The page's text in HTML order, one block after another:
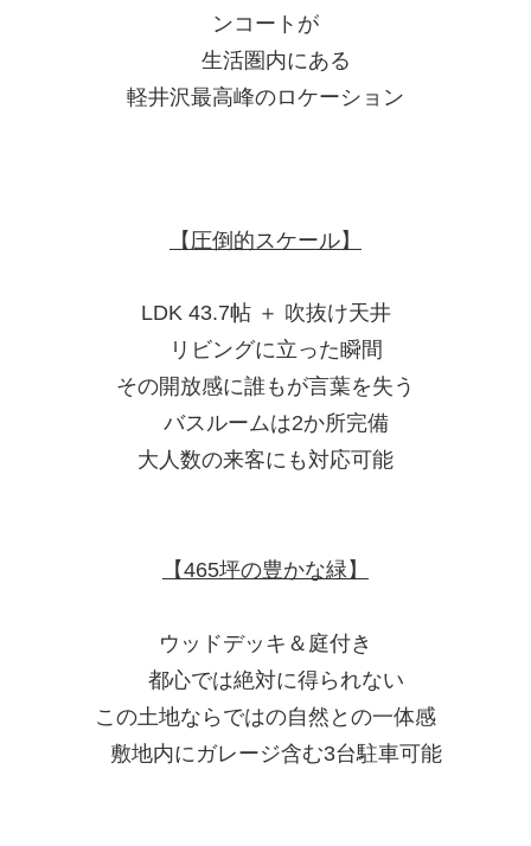
ンコートが
生活圏内にある
軽井沢最高峰のロケーション
【圧倒的スケール】
LDK 43.7帖 ＋ 吹抜け天井
リビングに立った瞬間
その開放感に誰もが言葉を失う
バスルームは2か所完備
大人数の来客にも対応可能
【465坪の豊かな緑】
ウッドデッキ＆庭付き
都心では絶対に得られない
この土地ならではの自然との一体感
敷地内にガレージ含む3台駐車可能